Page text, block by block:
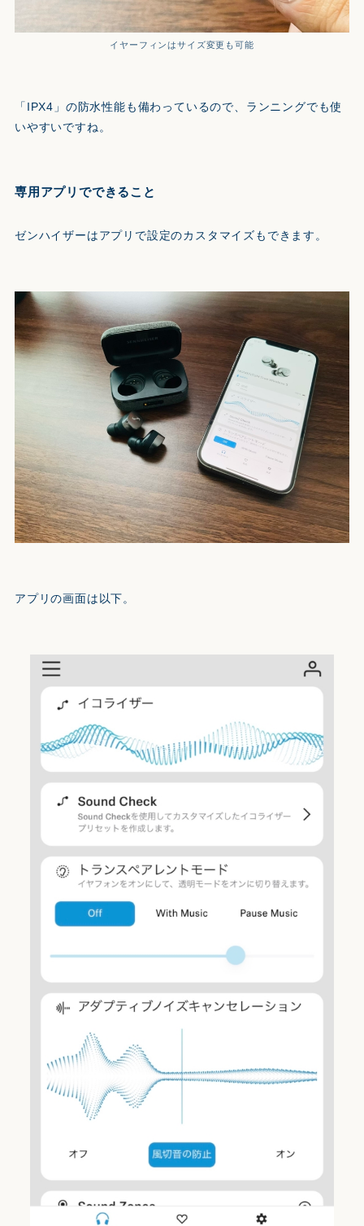
イヤーフィンはサイズ変更も可能
「IPX4」の防水性能も備わっているので、ランニングでも使
いやすいですね。
専用アプリでできること
ゼンハイザーはアプリで設定のカスタマイズもできます。
アプリの画面は以下。